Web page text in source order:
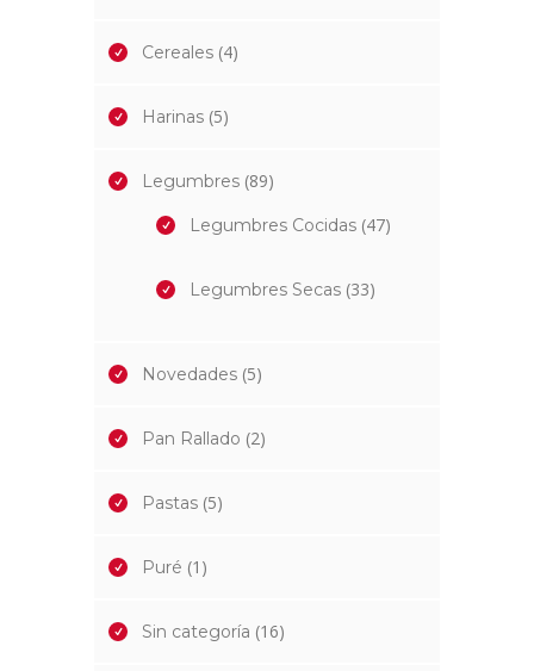
Cereales (4)
Harinas (5)
Legumbres (89)
Legumbres Cocidas (47)
Legumbres Secas (33)
Novedades (5)
Pan Rallado (2)
Pastas (5)
Puré (1)
Sin categoría (16)